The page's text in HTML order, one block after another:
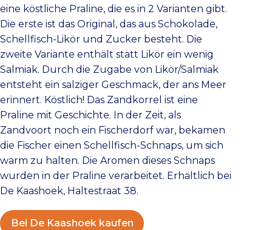
eine köstliche Praline, die es in 2 Varianten gibt.
Die erste ist das Original, das aus Schokolade,
Schellfisch-Likör und Zucker besteht. Die
zweite Variante enthält statt Likör ein wenig
Salmiak. Durch die Zugabe von Likör/Salmiak
entsteht ein salziger Geschmack, der ans Meer
erinnert. Köstlich! Das Zandkorrel ist eine
Praline mit Geschichte. In der Zeit, als
Zandvoort noch ein Fischerdorf war, bekamen
die Fischer einen Schellfisch-Schnaps, um sich
warm zu halten. Die Aromen dieses Schnaps
wurden in der Praline verarbeitet. Erhältlich bei
De Kaashoek, Haltestraat 38.
Bei De Kaashoek kaufen